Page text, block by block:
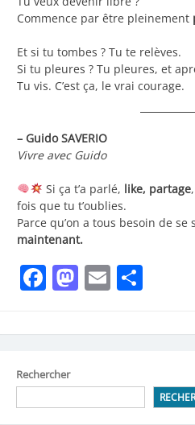
Commence par être pleinement
Et si tu tombes ? Tu te relèves.
Si tu pleures ? Tu pleures, et
Tu vis. C’est ça, le vrai courage.
– Guido SAVERIO
Vivre avec Guido
Si ça t’a parlé, like, partage
fois que tu t’oublies.
Parce qu’on a tous besoin de se
maintenant.
Facebook
Mastodon
Email
Rechercher